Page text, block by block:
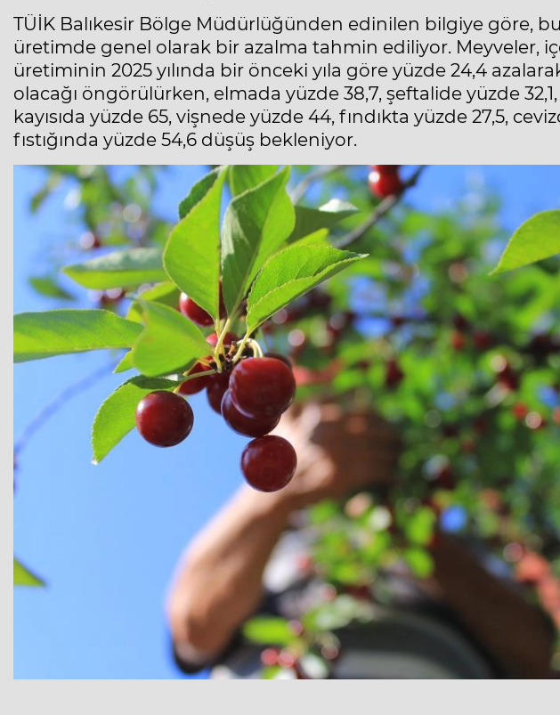
TÜİK Balıkesir Bölge Müdürlüğünden edinilen bilgiye göre,
üretimde genel olarak bir azalma tahmin ediliyor. Meyveler,
üretiminin 2025 yılında bir önceki yıla göre yüzde 24,4
olacağı öngörülürken, elmada yüzde 38,7, şeftalide yüzde
kayısıda yüzde 65, vişnede yüzde 44, fındıkta yüzde 27,5,
fıstığında yüzde 54,6 düşüş bekleniyor.